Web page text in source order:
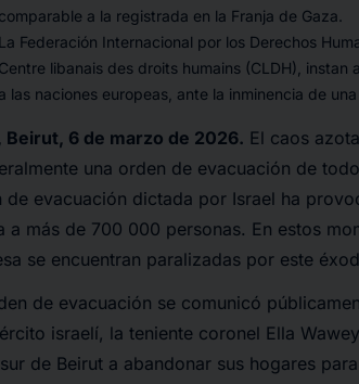
comparable a la registrada en la Franja de Gaza.
La Federación Internacional por los Derechos
Centre libanais des droits humains (CLDH),
a las naciones europeas, ante la inminencia de
Beirut, 6 de marzo de 2026. El caos
una orden de evacuación de
de evacuación dictada por Israel ha
a más de 700 000 personas. En estos
se encuentran paralizadas por este
de evacuación se comunicó
israelí, la teniente coronel Ella
de Beirut a abandonar sus hogares